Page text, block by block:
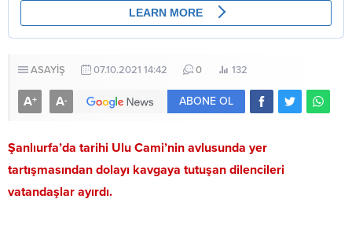
ASAYİŞ 07.10.2021 14:42 0 132
A+ A- ABONE OL
Şanlıurfa’da tarihi Ulu Cami’nin avlusunda yer
tartışmasından dolayı kavgaya tutuşan dilencileri
vatandaşlar ayırdı.